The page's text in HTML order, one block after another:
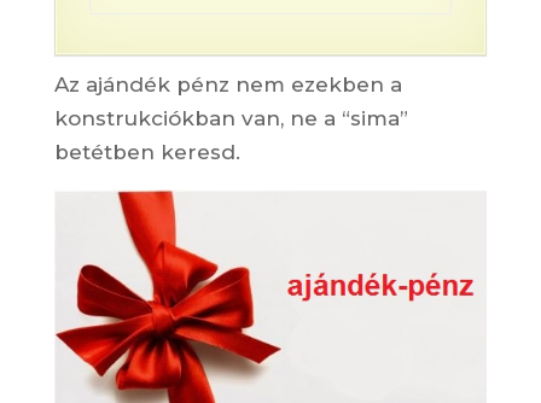
Az ajándék pénz nem ezekben a
konstrukciókban van, ne a “sima”
betétben keresd.